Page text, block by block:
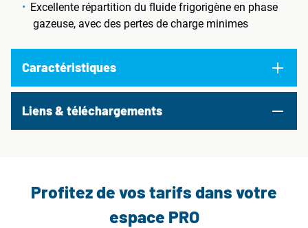
Excellente répartition du fluide frigorigène en phase
gazeuse, avec des pertes de charge minimes
Caractéristiques
Liens & téléchargements
Profitez de vos tarifs dans votre
espace PRO